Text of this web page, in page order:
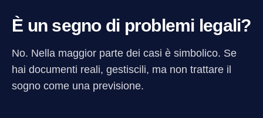
È un segno di problemi legali?
No. Nella maggior parte dei casi è simbolico. Se
hai documenti reali, gestiscili, ma non trattare il
sogno come una previsione.